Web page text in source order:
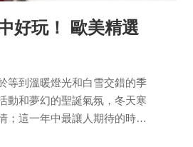
好玩！ 歐美精選
等到溫暖燈光和白雪交錯的季
動和夢幻的聖誕氣氛，冬天寒
；這一年中最讓人期待的時節
創意再次登場，我們也要好好